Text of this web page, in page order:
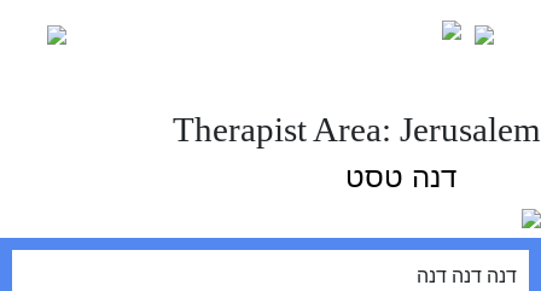
Therapist Area: Jerusalem
דנה טסט
דנה דנה דנה